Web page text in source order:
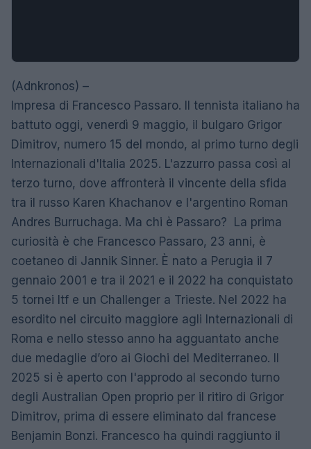
(Adnkronos) –
Impresa di Francesco Passaro. Il tennista italiano ha
battuto oggi, venerdì 9 maggio, il bulgaro Grigor
Dimitrov, numero 15 del mondo, al primo turno degli
Internazionali d'Italia 2025. L'azzurro passa così al
terzo turno, dove affronterà il vincente della sfida
tra il russo Karen Khachanov e l'argentino Roman
Andres Burruchaga. Ma chi è Passaro? La prima
curiosità è che Francesco Passaro, 23 anni, è
coetaneo di Jannik Sinner. È nato a Perugia il 7
gennaio 2001 e tra il 2021 e il 2022 ha conquistato
5 tornei Itf e un Challenger a Trieste. Nel 2022 ha
esordito nel circuito maggiore agli Internazionali di
Roma e nello stesso anno ha agguantato anche
due medaglie d’oro ai Giochi del Mediterraneo. Il
2025 si è aperto con l'approdo al secondo turno
degli Australian Open proprio per il ritiro di Grigor
Dimitrov, prima di essere eliminato dal francese
Benjamin Bonzi. Francesco ha quindi raggiunto il